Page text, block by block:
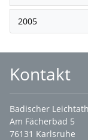
2005
Kontakt
Badischer
Am Fächerbad 5
76131 Karlsruhe